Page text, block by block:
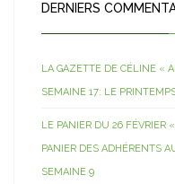
DERNIERS
LA GAZETTE DE CÉLINE «
SEMAINE 17: LE
LE PANIER DU 26 FÉVRIER
PANIER DES ADHÉRENTS
SEMAINE 9